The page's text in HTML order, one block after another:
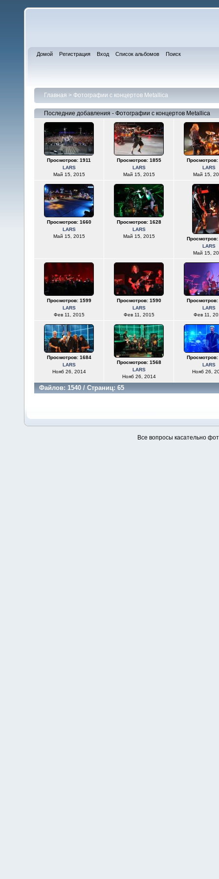
Домой Регистрация Вход Список альбомов Поиск
Главная > Фотографии с концертов Metallica
Последние добавления - Фотографии с концертов Metallica
Просмотров: 1911
LARS
Май 15, 2015
Просмотров: 1855
LARS
Май 15, 2015
Просмотров:
LARS
Май 15,
Просмотров: 1660
LARS
Май 15, 2015
Просмотров: 1628
LARS
Май 15, 2015
Просмотров:
LARS
Май 15,
Просмотров: 1599
LARS
Фев 11, 2015
Просмотров: 1590
LARS
Фев 11, 2015
Просмотров:
LARS
Фев 11,
Просмотров: 1684
LARS
Нояб 26, 2014
Просмотров: 1568
LARS
Нояб 26, 2014
Просмотров:
LARS
Нояб 26,
Файлов: 1540 / Страниц: 65
Все вопросы касательно